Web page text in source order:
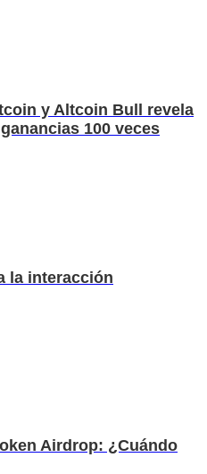
y Altcoin Bull revela
100 veces
la interacción
Airdrop: ¿Cuándo